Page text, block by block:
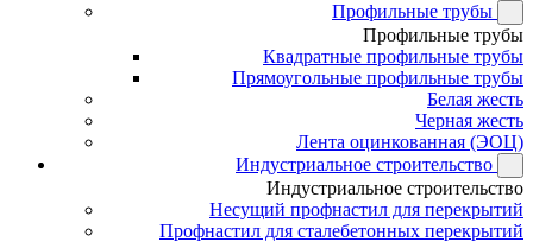
Профильные трубы
Профильные трубы
Квадратные профильные трубы
Прямоугольные профильные трубы
Белая жесть
Черная жесть
Лента оцинкованная (ЭОЦ)
Индустриальное строительство
Индустриальное строительство
Несущий профнастил для перекрытий
Профнастил для сталебетонных перекрытий